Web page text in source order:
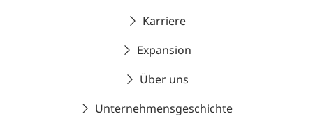
Karriere
Expansion
Über uns
Unternehmensgeschichte